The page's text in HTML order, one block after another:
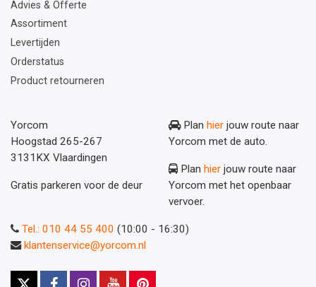
Advies & Offerte
Assortiment
Levertijden
Orderstatus
Product retourneren
Yorcom
Hoogstad 265-267
3131KX Vlaardingen
Gratis parkeren voor de deur
Plan hier jouw route naar
Yorcom met de auto.
Plan hier jouw route naar
Yorcom met het openbaar
vervoer.
Tel.: 010 44 55 400 (10:00 - 16:30)
klantenservice@yorcom.nl